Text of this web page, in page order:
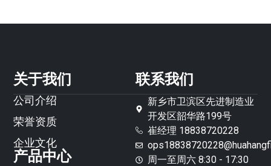
关于我们
公司介绍
荣誉资质
企业文化
产品中心
联系我们
新乡市卫滨区先进制造业
开发区韶华路199号
崔经理 18838720228
周一至周六 8:30 - 17:30